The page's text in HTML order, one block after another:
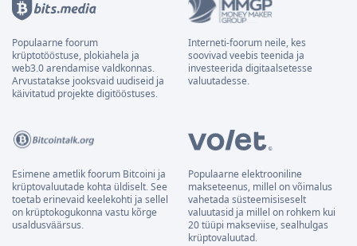
Populaarne foorum
krüptotööstuse, plokiahela ja
web3.0 arendamise valdkonnas.
Arvustatakse jooksvaid uudiseid ja
käivitatud projekte digitööstuses.
Interneti-foorum neile, kes
soovivad veebis teenida ja
investeerida digitaalsetesse
valuutadesse.
Esimene ametlik foorum Bitcoini ja
krüptovaluutade kohta üldiselt. See
toetab erinevaid keelekohti ja sellel
on krüptokogukonna vastu kõrge
usaldusväärsus.
Populaarne elektrooniline
makseteenus, millel on võimalus
vahetada süsteemisiseselt
valuutasid ja millel on rohkem kui
20 tüüpi makseviise, sealhulgas
krüptovaluutad.